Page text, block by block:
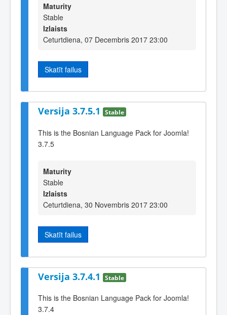
Maturity
Stable
Izlaists
Ceturtdiena, 07 Decembris 2017 23:00
Skatīt failus
Versija 3.7.5.1 Stable
This is the Bosnian Language Pack for Joomla!
3.7.5
Maturity
Stable
Izlaists
Ceturtdiena, 30 Novembris 2017 23:00
Skatīt failus
Versija 3.7.4.1 Stable
This is the Bosnian Language Pack for Joomla!
3.7.4